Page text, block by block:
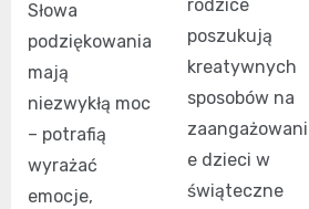
Słowa
podziękowania
mają
niezwykłą moc
– potrafią
wyrażać
emocje,
rodzice
poszukują
kreatywnych
sposobów na
zaangażowani
e dzieci w
świąteczne